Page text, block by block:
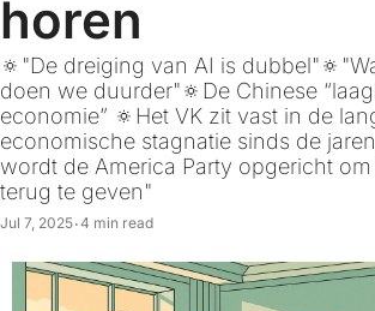
horen
🔅"De dreiging van AI is
doen we duurder"🔅De Chinese
economie” 🔅Het VK zit vast in de
economische stagnatie sinds de
wordt de America Party opgericht
terug te geven"
Jul 7, 2025•4 min read